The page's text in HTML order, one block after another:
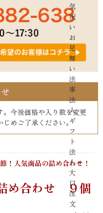
気
祝
い
お
見
舞
い
法
事
法
人
ギ
フ
ト
法
人・
大
口
注
文
今後価格や入り数を変更
じめご了承ください。
！人気商品の詰め合わせ！
め合わせ ９個